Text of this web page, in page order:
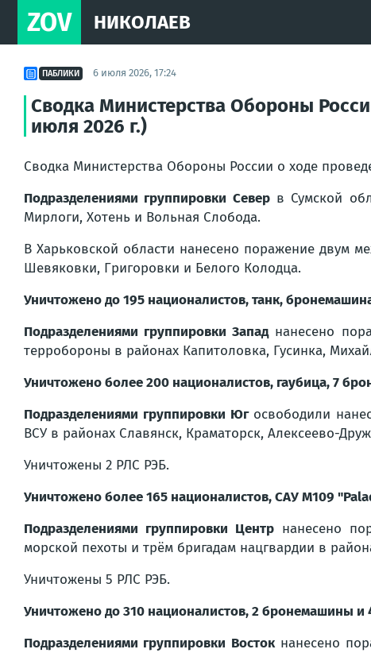
ZOV НИКОЛАЕВ
ПАБЛИКИ 6 июля 2026, 17:24
Сводка Министерства Обороны
июля 2026 г.)
Сводка Министерства Обороны России о ходе
Подразделениями группировки Северв Сумской
Мирлоги, Хотень и Вольная Слобода.
В Харьковской области нанесено поражение двум
Шевяковки, Григоровки и Белого Колодца.
Уничтожено до 195 националистов, танк,
Подразделениями группировки Западнанесено
терробороны в районах Капитоловка, Гусинка,
Уничтожено более 200 националистов, гаубица, 7
Подразделениями группировки Югосвободили
ВСУ в районах Славянск, Краматорск, Алексеево-
Уничтожены 2 РЛС РЭБ.
Уничтожено более 165 националистов, САУ M109
Подразделениями группировки Центр нанесено
морской пехоты и трём бригадам нацгвардии в
Уничтожены 5 РЛС РЭБ.
Уничтожено до 310 националистов, 2 бронемашины и
Подразделениями группировки Востокнанесено